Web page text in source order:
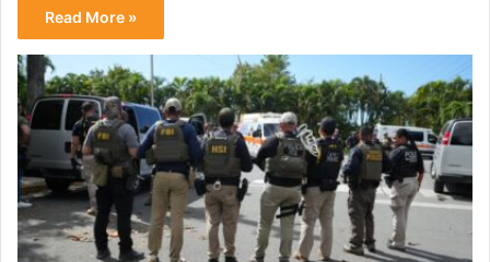
Read More »